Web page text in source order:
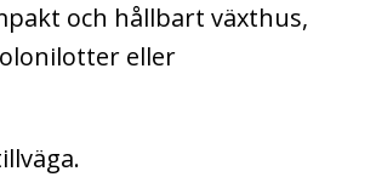
och hållbart växthus,
eller